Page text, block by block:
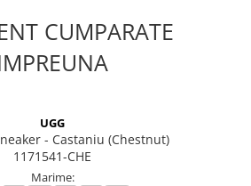
CUMPARATE
UGG
- Castaniu (Chestnut)
1171541-CHE
Marime: